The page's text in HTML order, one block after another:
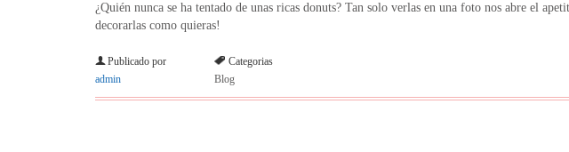
¿Quién nunca se ha tentado de unas ricas donuts? Tan solo verlas en una foto nos abre el
decorarlas como quieras!
Publicado por
admin
Categorias
Blog